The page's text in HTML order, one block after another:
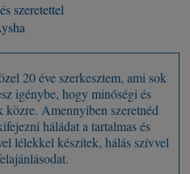
szeretettel
20 éve szerkesztem, ami sok
igénybe, hogy minőségi és
közre. Amennyiben szeretnéd
háládat a tartalmas és
lélekkel készítek, hálás szívvel